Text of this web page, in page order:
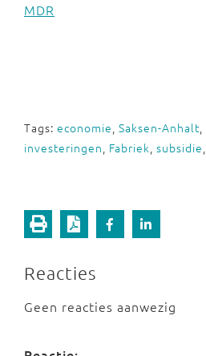
MDR
Tags: economie, Saksen-Anhalt,
investeringen, Fabriek, subsidie,
Reacties
Geen reacties aanwezig